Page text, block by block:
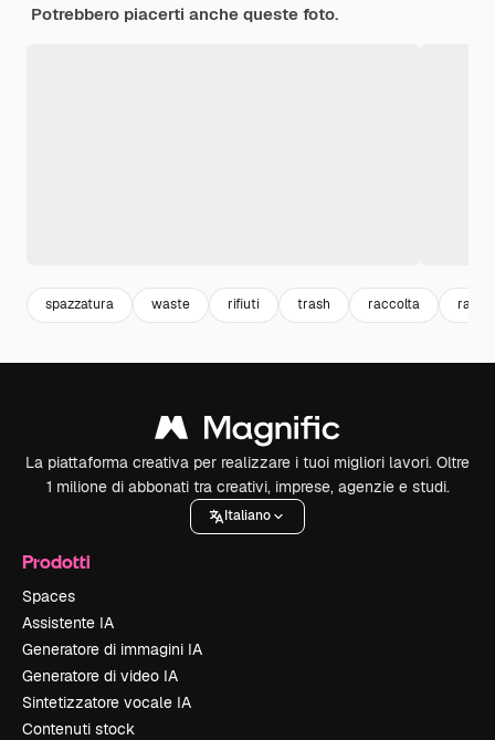
Potrebbero piacerti anche queste foto.
spazzatura waste rifiuti trash raccolta
La piattaforma creativa per realizzare i tuoi migliori lavori. Oltre
1 milione di abbonati tra creativi, imprese, agenzie e studi.
Italiano
Prodotti
Spaces
Assistente IA
Generatore di immagini IA
Generatore di video IA
Sintetizzatore vocale IA
Contenuti stock